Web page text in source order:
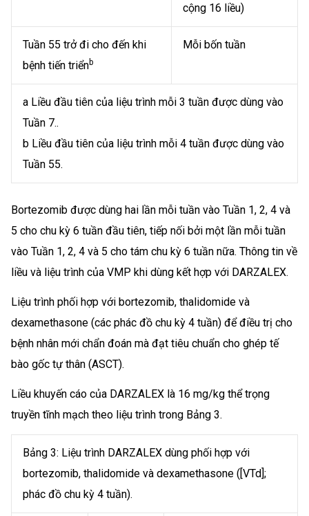
cộng 16 liều)
Tuần 55 trở đi cho đến khi
bệnh tiến triểnb
Mỗi bốn tuần
a Liều đầu tiên của liệu trình mỗi 3 tuần được dùng vào
Tuần 7..
b Liều đầu tiên của liệu trình mỗi 4 tuần được dùng vào
Tuần 55.
Bortezomib được dùng hai lần mỗi tuần vào Tuần 1, 2, 4 và
5 cho chu kỳ 6 tuần đầu tiên, tiếp nối bởi một lần mỗi tuần
vào Tuần 1, 2, 4 và 5 cho tám chu kỳ 6 tuần nữa. Thông tin về
liều và liệu trình của VMP khi dùng kết hợp với DARZALEX.
Liệu trình phối hợp với bortezomib, thalidomide và
dexamethasone (các phác đồ chu kỳ 4 tuần) để điều trị cho
bệnh nhân mới chẩn đoán mà đạt tiêu chuẩn cho ghép tế
bào gốc tự thân (ASCT).
Liều khuyến cáo của DARZALEX là 16 mg/kg thể trọng
truyền tĩnh mạch theo liệu trình trong Bảng 3.
Bảng 3: Liệu trình DARZALEX dùng phối hợp với
bortezomib, thalidomide và dexamethasone ([VTd];
phác đồ chu kỳ 4 tuần).